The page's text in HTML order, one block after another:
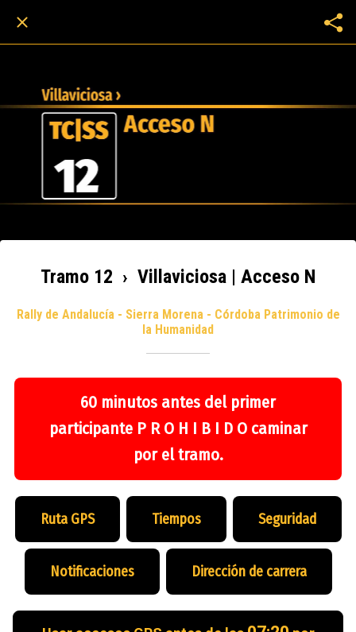
Tramo 12 › Villaviciosa | Acceso N
Rally de Andalucía - Sierra Morena - Córdoba Patrimonio de
la Humanidad
60 minutos antes del primer
participante P R O H I B I D O caminar
por el tramo.
Ruta GPS Tiempos Seguridad
Notificaciones Dirección de carrera